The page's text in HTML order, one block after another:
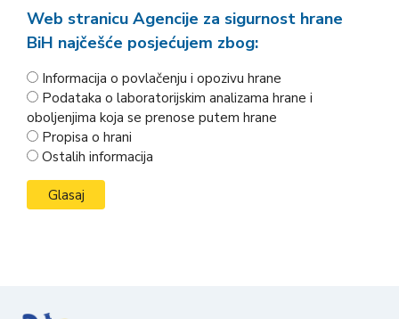
Web stranicu Agencije za sigurnost hrane
BiH najčešće posjećujem zbog:
Informacija o povlačenju i opozivu hrane
Podataka o laboratorijskim analizama hrane i
oboljenjima koja se prenose putem hrane
Propisa o hrani
Ostalih informacija